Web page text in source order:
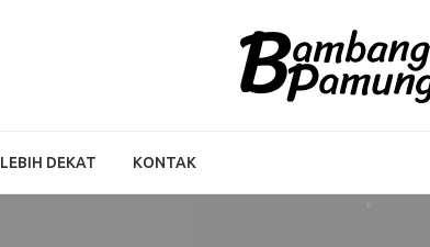
LEBIH DEKAT KONTAK